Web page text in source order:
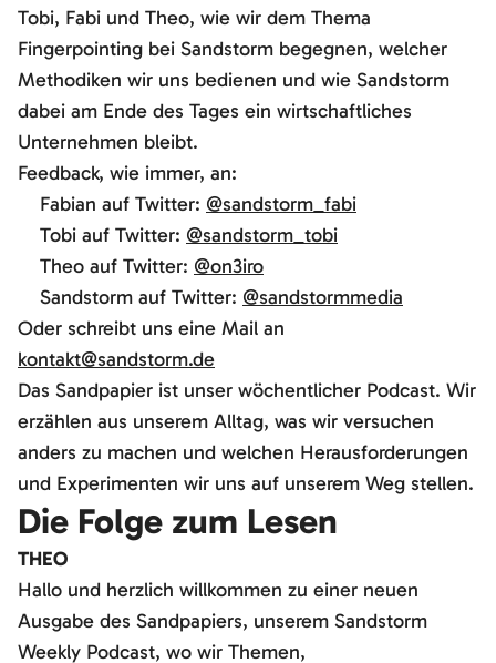
Tobi, Fabi und Theo, wie wir dem Thema
Fingerpointing bei Sandstorm begegnen, welcher
Methodiken wir uns bedienen und wie Sandstorm
dabei am Ende des Tages ein wirtschaftliches
Unternehmen bleibt.
Feedback, wie immer, an:
Fabian auf Twitter: @sandstorm_fabi
Tobi auf Twitter: @sandstorm_tobi
Theo auf Twitter: @on3iro
Sandstorm auf Twitter: @sandstormmedia
Oder schreibt uns eine Mail an
kontakt@sandstorm.de
Das Sandpapier ist unser wöchentlicher Podcast. Wir
erzählen aus unserem Alltag, was wir versuchen
anders zu machen und welchen Herausforderungen
und Experimenten wir uns auf unserem Weg stellen.
Die Folge zum Lesen
THEO
Hallo und herzlich willkommen zu einer neuen
Ausgabe des Sandpapiers, unserem Sandstorm
Weekly Podcast, wo wir Themen,